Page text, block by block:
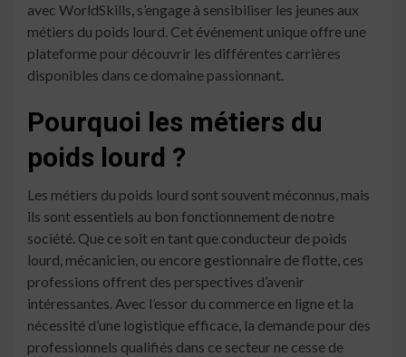
avec WorldSkills, s’engage à sensibiliser les jeunes aux
métiers du poids lourd. Cet événement unique offre une
plateforme pour découvrir les différentes carrières
disponibles dans ce domaine passionnant.
Pourquoi les métiers du
poids lourd ?
Les métiers du poids lourd sont souvent méconnus, mais
ils sont essentiels au bon fonctionnement de notre
société. Que ce soit en tant que conducteur de poids
lourd, mécanicien, ou encore gestionnaire de flotte, ces
professions offrent des perspectives d’avenir
intéressantes. Avec l’essor du commerce en ligne et la
nécessité d’une logistique efficace, la demande pour des
professionnels qualifiés dans ce secteur ne cesse de